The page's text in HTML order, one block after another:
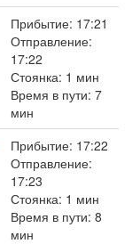
Прибытие: 17:21
Отправление:
17:22
Стоянка: 1 мин
Время в пути: 7
мин
Прибытие: 17:22
Отправление:
17:23
Стоянка: 1 мин
Время в пути: 8
мин